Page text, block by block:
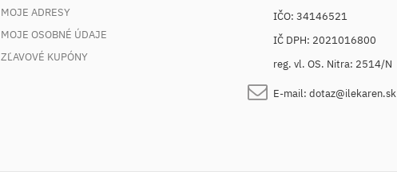
MOJE ADRESY
MOJE OSOBNÉ ÚDAJE
ZĽAVOVÉ KUPÓNY
IČO: 34146521
IČ DPH: 2021016800
reg. vl. OS. Nitra: 2514/N
E-mail: dotaz@ilekaren.sk